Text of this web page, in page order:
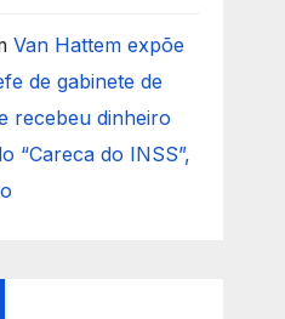
Van Hattem expõe
de gabinete de
recebeu dinheiro
“Careca do INSS”,